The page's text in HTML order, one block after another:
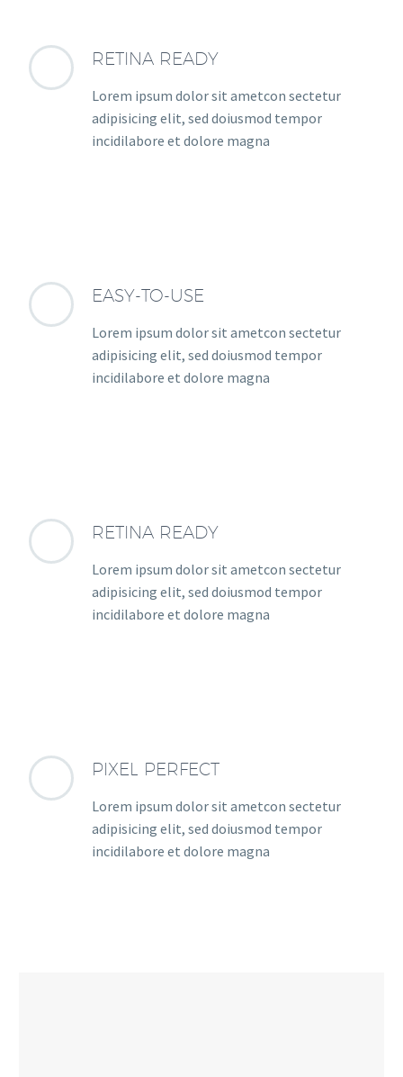
RETINA READY
Lorem ipsum dolor sit ametcon sectetur
adipisicing elit, sed doiusmod tempor
incidilabore et dolore magna
EASY-TO-USE
Lorem ipsum dolor sit ametcon sectetur
adipisicing elit, sed doiusmod tempor
incidilabore et dolore magna
RETINA READY
Lorem ipsum dolor sit ametcon sectetur
adipisicing elit, sed doiusmod tempor
incidilabore et dolore magna
PIXEL PERFECT
Lorem ipsum dolor sit ametcon sectetur
adipisicing elit, sed doiusmod tempor
incidilabore et dolore magna